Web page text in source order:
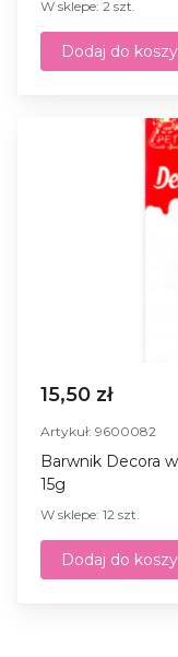
W sklepe: 2 szt.
Dodaj do
15,50 zł
Artykuł: 9600082
Barwnik Decora
15g
W sklepe: 12 szt.
Dodaj do